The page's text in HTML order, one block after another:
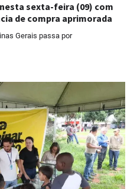
sexta-feira (09) com
de compra aprimorada
Gerais passa por